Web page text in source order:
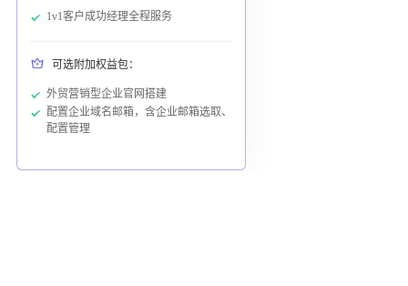
1v1客户成功经理全程服务
可选附加权益包：
外贸营销型企业官网搭建
配置企业域名邮箱，含企业邮箱选取、
配置管理